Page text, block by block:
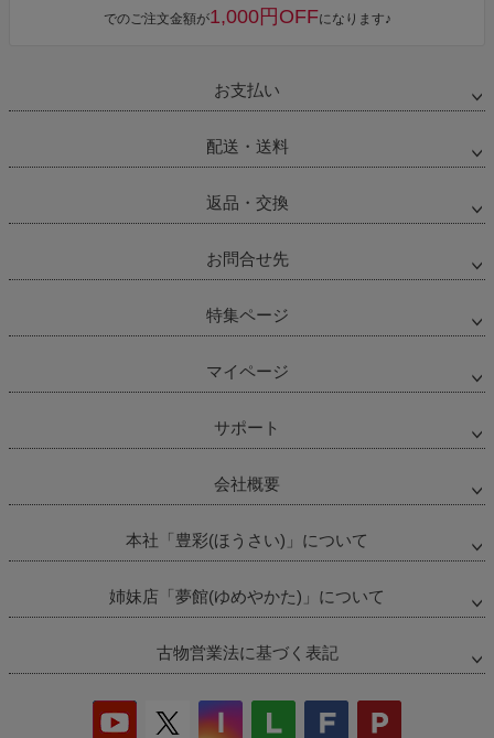
でのご注文金額が1,000円OFFになります♪
お支払い
配送・送料
返品・交換
お問合せ先
特集ページ
マイページ
サポート
会社概要
本社「豊彩(ほうさい)」について
姉妹店「夢館(ゆめやかた)」について
古物営業法に基づく表記